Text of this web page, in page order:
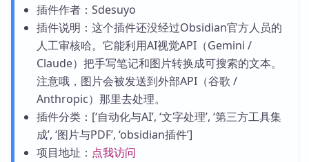
插件作者：Sdesuyo
插件说明：这个插件还没经过Obsidian官方人员的
人工审核哈。它能利用AI视觉API（Gemini /
Claude）把手写笔记和图片转换成可搜索的文本。
注意哦，图片会被发送到外部API（谷歌 /
Anthropic）那里去处理。
插件分类：[‘自动化与AI’, ‘文字处理’, ‘第三方工具集
成’, ‘图片与PDF’, ‘obsidian插件’]
项目地址： 点我访问